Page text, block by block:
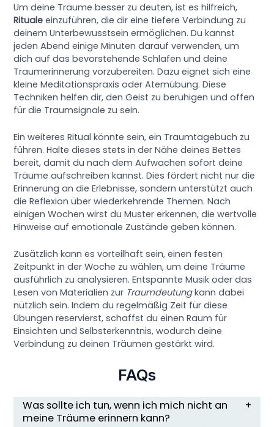
Um deine Träume besser zu deuten, ist es hilfreich,
Rituale einzuführen, die dir eine tiefere Verbindung zu
deinem Unterbewusstsein ermöglichen. Du kannst
jeden Abend einige Minuten darauf verwenden, um
dich auf das bevorstehende Schlafen und deine
Traumerinnerung vorzubereiten. Dazu eignet sich eine
kleine Meditationspraxis oder Atemübung. Diese
Techniken helfen dir, den Geist zu beruhigen und offen
für die Traumsignale zu sein.
Ein weiteres Ritual könnte sein, ein Traumtagebuch zu
führen. Halte dieses stets in der Nähe deines Bettes
bereit, damit du nach dem Aufwachen sofort deine
Träume aufschreiben kannst. Dies fördert nicht nur die
Erinnerung an die Erlebnisse, sondern unterstützt auch
die Reflexion über wiederkehrende Themen. Nach
einigen Wochen wirst du Muster erkennen, die wertvolle
Hinweise auf emotionale Zustände geben können.
Zusätzlich kann es vorteilhaft sein, einen festen
Zeitpunkt in der Woche zu wählen, um deine Träume
ausführlich zu analysieren. Entspannte Musik oder das
Lesen von Materialien zur Traumdeutungkann dabei
nützlich sein. Indem du regelmäßig Zeit für diese
Übungen reservierst, schaffst du einen Raum für
Einsichten und Selbsterkenntnis, wodurch deine
Verbindung zu deinen Träumen gestärkt wird.
FAQs
Was sollte ich tun, wenn ich mich nicht an
meine Träume erinnern kann?